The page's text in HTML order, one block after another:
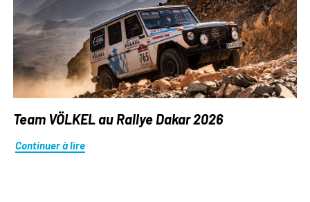
Team VÖLKEL au Rallye Dakar 2026
Continuer à lire